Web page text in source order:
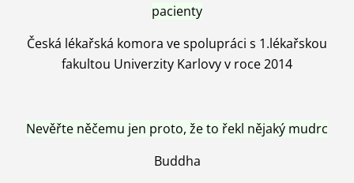
pacienty
Česká lékařská komora ve spolupráci s 1.lékařskou
fakultou Univerzity Karlovy v roce 2014
Nevěřte něčemu jen proto, že to řekl nějaký mudrc
Buddha